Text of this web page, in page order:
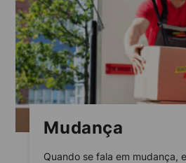
Mudança
Quando se fala em mudança,